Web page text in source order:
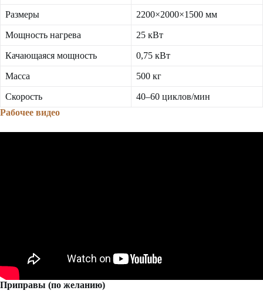
Размеры 2200×2000×1500 мм
Мощность нагрева 25 кВт
Качающаяся мощность 0,75 кВт
Масса 500 кг
Скорость
40–60 циклов/мин
Рабочее видео
Приправы (по желанию)